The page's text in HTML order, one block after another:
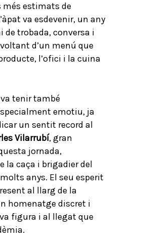
més estimats de
va esdevenir, un any
de trobada, conversa i
d’un menú que
l’ofici i la cuina
tenir també
emotiu, ja
un sentit record al
Vilarrubí, gran
jornada,
la caça i brigadier del
anys. El seu esperit
al llarg de la
homenatge discret i
figura i al llegat que